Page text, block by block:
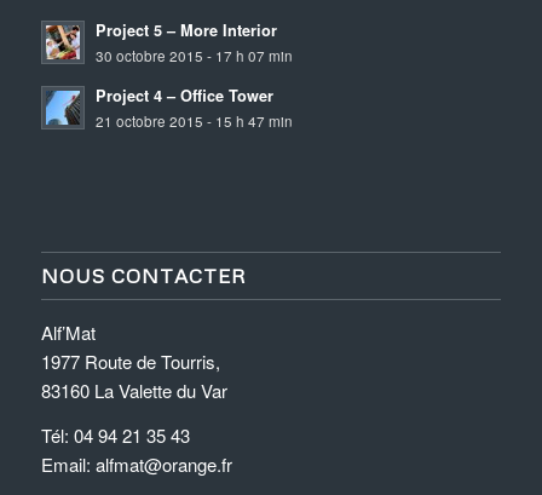
Project 5 – More Interior
30 octobre 2015 - 17 h 07 min
Project 4 – Office Tower
21 octobre 2015 - 15 h 47 min
NOUS CONTACTER
Alf’Mat
1977 Route de Tourris,
83160 La Valette du Var
Tél: 04 94 21 35 43
Email: alfmat@orange.fr